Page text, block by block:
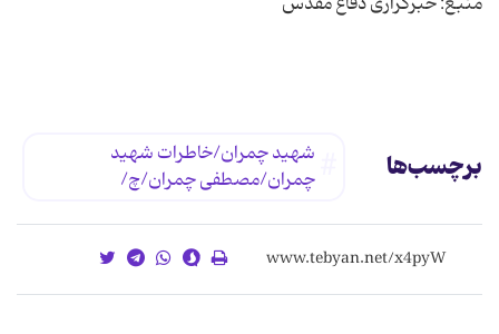
برچسب‌ها
شهید چمران/خاطرات شهید
چمران/مصطفی چمران/چ/